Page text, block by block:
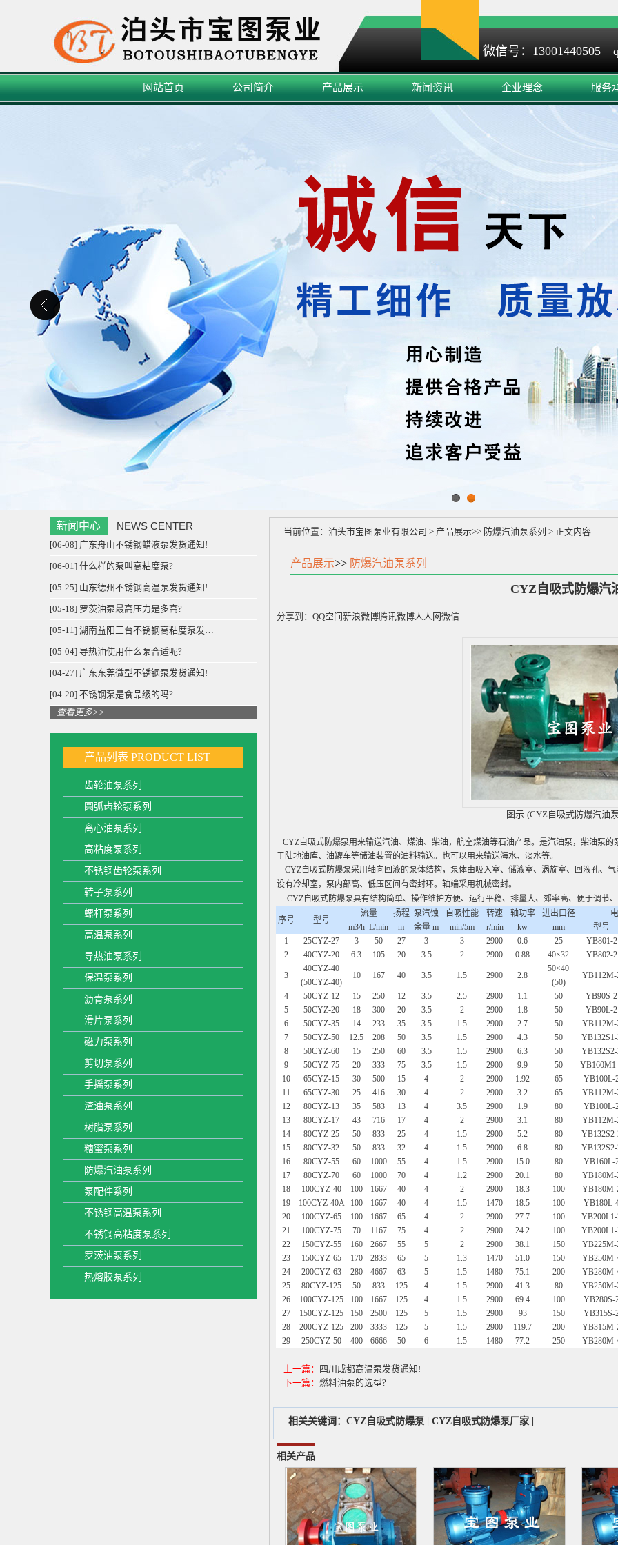
微信号：13001440505
网站首页 公司简介 产品展示 新闻资讯 企业理念 服务
新闻中心 NEWS CENTER
[06-08] 广东舟山不锈钢蜡液泵发货通知!
[06-01] 什么样的泵叫高粘度泵?
[05-25] 山东德州不锈钢高温泵发货通知!
[05-18] 罗茨油泵最高压力是多高?
[05-11] 湖南益阳三台不锈钢高粘度泵发…
[05-04] 导热油使用什么泵合适呢?
[04-27] 广东东莞微型不锈钢泵发货通知!
[04-20] 不锈钢泵是食品级的吗?
查看更多>>
产品列表 PRODUCT LIST
齿轮油泵系列
圆弧齿轮泵系列
离心油泵系列
高粘度泵系列
不锈钢齿轮泵系列
转子泵系列
螺杆泵系列
高温泵系列
导热油泵系列
保温泵系列
沥青泵系列
滑片泵系列
磁力泵系列
剪切泵系列
手摇泵系列
渣油泵系列
树脂泵系列
糖蜜泵系列
防爆汽油泵系列
泵配件系列
不锈钢高温泵系列
不锈钢高粘度泵系列
罗茨油泵系列
热熔胶泵系列
当前位置： 泊头市宝图泵业有限公司 > 产品展示>> 防爆汽油泵系列 > 正文内容
产品展示>> 防爆汽油泵系列
CYZ自吸式防爆汽
分享到： QQ空间新浪微博腾讯微博人人网微信
图示-(CYZ自吸式防爆汽油
CYZ自吸式防爆泵用来输送汽油、煤油、柴油，航空煤油等石油产品。是汽油泵，柴油泵
于陆地油库、油罐车等储油装置的油料输送。也可以用来输送海水、淡水等。
CYZ自吸式防爆泵采用轴向回液的泵体结构，泵体由吸入室、储液室、涡旋室、回液孔、
设有冷却室，泵内部高、低压区间有密封环。轴端采用机械密封。
CYZ自吸式防爆泵具有结构简单、操作维护方便、运行平稳、排量大、郊率高、便于调节
序号 型号
流量
扬程
m
泵汽蚀
余量 m
自吸性能
min/5m
转速
r/min
轴功率
kw
进出口径
mm
m3/h L/min
型号
1
25CYZ-27 3 50 27 3 3 2900 0.6 25
YB801-2
2
40CYZ-20 6.3 105 20 3.5 2 2900 0.88 40×32 YB802-2
3
40CYZ-40
(50CYZ-40)
10 167 40 3.5 1.5 2900 2.8
50×40
(50)
YB112M-
4 50CYZ-12 15 250 12 3.5 2.5 2900 1.1 50
YB90S-2
5
50CYZ-20 18 300 20 3.5 2 2900 1.8 50
YB90L-2
6
50CYZ-35 14 233 35 3.5 1.5 2900 2.7 50
YB112M-
7
50CYZ-50 12.5 208 50 3.5 1.5 2900 4.3 50
8
50CYZ-60 15 250 60 3.5 1.5 2900 6.3 50
9
50CYZ-75 20 333 75 3.5 1.5 2900 9.9 50
10
65CYZ-15 30 500 15 4 2 2900 1.92 65
YB100L-
11
65CYZ-30 25 416 30 4 2 2900 3.2 65
YB112M-
12
80CYZ-13 35 583 13 4 3.5 2900 1.9 80
YB100L-
13
80CYZ-17 43 716 17 4 2 2900 3.1 80
YB112M-
14
80CYZ-25 50 833 25 4 1.5 2900 5.2 80
15
80CYZ-32 50 833 32 4 1.5 2900 6.8 80
16
80CYZ-55 60 1000 55 4 1.5 2900 15.0 80
YB160L-
17
80CYZ-70 60 1000 70 4 1.2 2900 20.1 80
YB180M-
18
100CYZ-40 100 1667 40 4 2 2900 18.3 100
YB180M-
19
100CYZ-40A 100 1667 40 4 1.5 1470 18.5 100
YB180L-
20
100CYZ-65 100 1667 65 4 2 2900 27.7 100
21
100CYZ-75 70 1167 75 4 2 2900 24.2 100
22
150CYZ-55 160 2667 55 5 2 2900 38.1 150
YB225M-
23
150CYZ-65 170 2833 65 5 1.3 1470 51.0 150
YB250M-
24
200CYZ-63 280 4667 63 5 1.5 1480 75.1 200
YB280M-
25
80CYZ-125 50 833 125 4 1.5 2900 41.3 80
YB250M-
26
100CYZ-125 100 1667 125 4 1.5 2900 69.4 100
YB280S-
27
150CYZ-125 150 2500 125 5 1.5 2900 93 150
YB315S-
28
200CYZ-125 200 3333 125 5 1.5 2900 119.7 200
YB315M-
29
250CYZ-50 400 6666 50 6 1.5 1480 77.2 250 YB280M-
上一篇：
四川成都高温泵发货通知!
下一篇： 燃料油泵的选型?
相关关键词： CYZ自吸式防爆泵 CYZ自吸式防爆泵厂家
相关产品